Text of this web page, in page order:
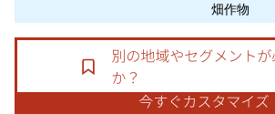
畑作物